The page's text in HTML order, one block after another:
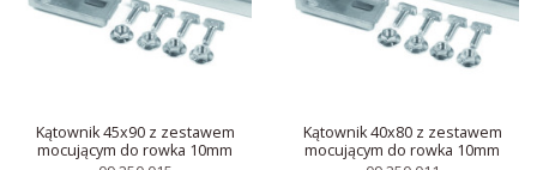
Kątownik 45x90 z zestawem
mocującym do rowka 10mm
Kątownik 40x80 z zestawem
mocującym do rowka 10mm